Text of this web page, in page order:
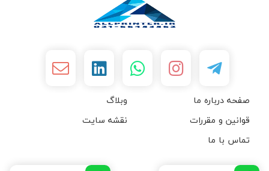
صفحه درباره ما
وبلاگ
قوانین و مقررات
نقشه سایت
تماس با ما